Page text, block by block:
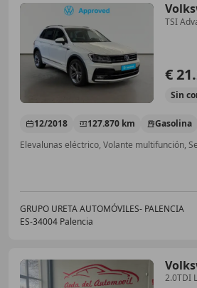
TSI
€
Sin
12/2018 127.870 km Gasolina
GRUPO URETA AUTOMÓVILES- PALENCIA
ES-34004 Palencia
2.0TDI